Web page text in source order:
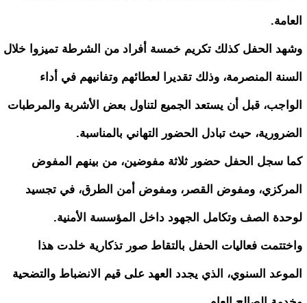
العامة.
وشهد الحفل كذلك تكريم خمسة أفراد من الشرطة تميزوا خلال
السنة المنصرمة، وذلك تقديرا لعطائهم وتفانيهم في أداء
الواجب، قبل أن يستعد الجميع لتناول بعض الأشربة والمرطبات
الضرورية، حيث تبادل الحضور التهاني بالمناسبة.
كما سجل الحفل حضور ثلاثة مفوضين، من بينهم المفوض
المركزي، ومفوض القصر، ومفوض أمن الطرق، في تجسيد
لوحدة الصف وتكامل الجهود داخل المؤسسة الأمنية.
واختتمت فعاليات الحفل بالتقاط صور تذكارية خلدت هذا
الموعد السنوي، الذي يجدد العهد على قيم الانضباط والتضحية